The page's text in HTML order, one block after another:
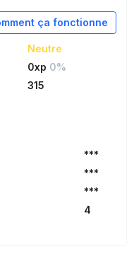
ça fonctionne
Neutre
0xp 0%
315
***
***
***
4